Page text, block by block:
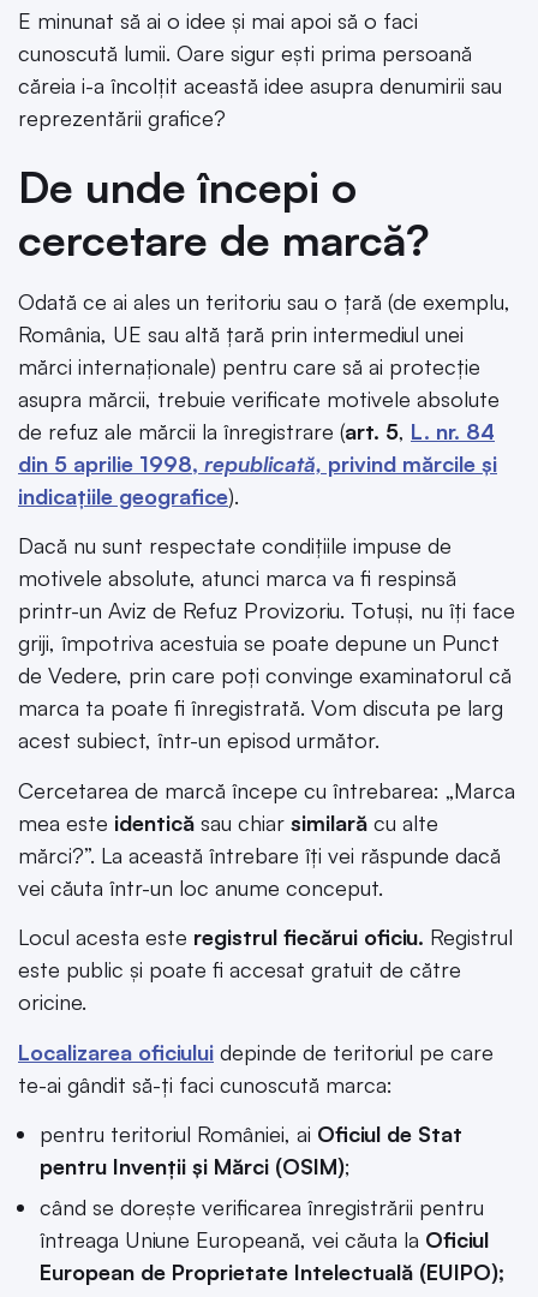
E minunat să ai o idee și mai apoi să o faci
cunoscută lumii. Oare sigur ești prima persoană
căreia i-a încolțit această idee asupra denumirii sau
reprezentării grafice?
De unde începi o
cercetare de marcă?
Odată ce ai ales un teritoriu sau o țară (de exemplu,
România, UE sau altă țară prin intermediul unei
mărci internaționale) pentru care să ai protecție
asupra mărcii, trebuie verificate motivele absolute
de refuz ale mărcii la înregistrare (art. 5, L. nr. 84
din 5 aprilie 1998, republicată, privind mărcile și
indicațiile geografice).
Dacă nu sunt respectate condițiile impuse de
motivele absolute, atunci marca va fi respinsă
printr-un Aviz de Refuz Provizoriu. Totuși, nu îți face
griji, împotriva acestuia se poate depune un Punct
de Vedere, prin care poți convinge examinatorul că
marca ta poate fi înregistrată. Vom discuta pe larg
acest subiect, într-un episod următor.
Cercetarea de marcă începe cu întrebarea: „Marca
mea este identică sau chiar similară cu alte
mărci?”. La această întrebare îți vei răspunde dacă
vei căuta într-un loc anume conceput.
Locul acesta este registrul fiecărui oficiu. Registrul
este public și poate fi accesat gratuit de către
oricine.
Localizarea oficiului depinde de teritoriul pe care
te-ai gândit să-ți faci cunoscută marca:
pentru teritoriul României, ai Oficiul de Stat
pentru Invenții și Mărci (OSIM);
când se dorește verificarea înregistrării pentru
întreaga Uniune Europeană, vei căuta la Oficiul
European de Proprietate Intelectuală (EUIPO);